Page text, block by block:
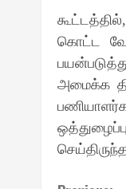
கூட்டத்தில்,
கொட்ட
அமைக்க